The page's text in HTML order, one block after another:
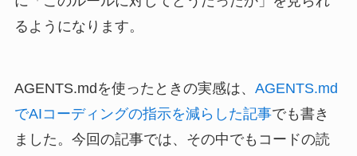
るようになります。
AGENTS.mdを使ったときの実感は、 AGENTS.md
でAIコーディングの指示を減らした記事でも書き
ました。今回の記事では、その中でもコードの読